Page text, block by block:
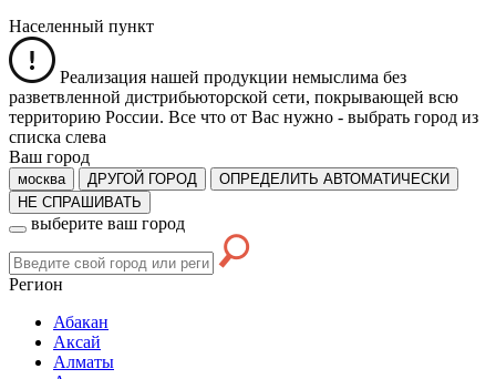
Населенный пункт
Реализация нашей продукции немыслима без
разветвленной дистрибьюторской сети, покрывающей всю
территорию России. Все что от Вас нужно - выбрать город из
списка слева
Ваш город
москва ДРУГОЙ ГОРОД
ОПРЕДЕЛИТЬ АВТОМАТИЧЕСКИ
НЕ СПРАШИВАТЬ
выберите ваш город
Регион
Абакан
Аксай
Алматы